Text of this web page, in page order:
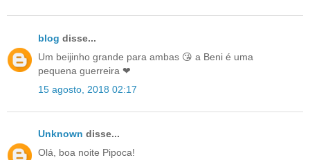
blog disse...
Um beijinho grande para ambas 😘 a Beni é uma
pequena guerreira ❤
15 agosto, 2018 02:17
Unknown disse...
Olá, boa noite Pipoca!